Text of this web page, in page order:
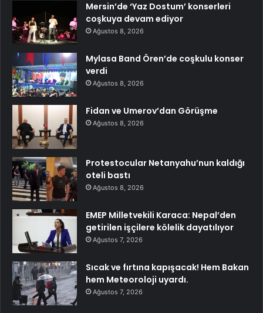
Mersin’de ‘Yaz Dostum’ konserleri
coşkuya devam ediyor
Ağustos 8, 2026
Mylasa Band Ören’de coşkulu konser
verdi
Ağustos 8, 2026
Fidan ve Umerov’dan Görüşme
Ağustos 8, 2026
Protestocular Netanyahu’nun kaldığı
oteli bastı
Ağustos 8, 2026
EMEP Milletvekili Karaca: Nepal’den
getirilen işçilere kölelik dayatılıyor
Ağustos 7, 2026
Sıcak ve fırtına kapışacak! Hem Bakan
hem Meteoroloji uyardı.
Ağustos 7, 2026